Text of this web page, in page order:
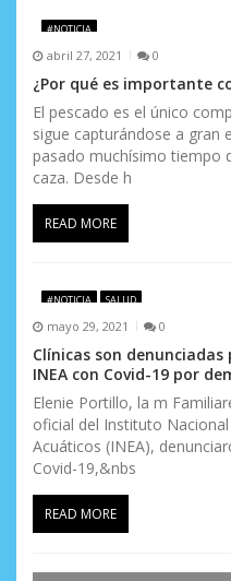
e
n
t
r
a
d
a
s
#NOTICIA
abril 27, 2021 0
¿Por qué es importante
El pescado es el único
sigue capturándose a gran
pasado muchísimo tiempo
caza. Desde h
READ MORE
#NOTICIA SALUD
mayo 29, 2021 0
Clínicas son
INEA con Covid-19 por
Elenie Portillo, la m
oficial del Instituto
Acuáticos (INEA),
Covid-19,&nbs
READ MORE